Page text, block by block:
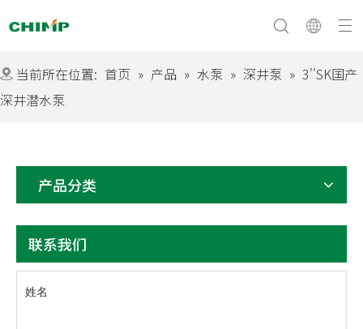
当前所在位置: 首页 » 产品 » 水泵 » 深井泵 » 3''SK国产
深井潜水泵
产品分类
联系我们
姓名